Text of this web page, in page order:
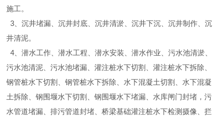
施工。
3、沉井堵漏、沉井封底、沉井清淤、沉井下沉、沉井制作、沉
井清泥。
4、潜水工作、潜水工程、潜水安装、潜水作业、污水池清淤、
污水池清泥、污水池堵漏、灌注桩水下切割、灌注桩水下拆除、
钢管桩水下切割、钢管桩水下拆除、水下混凝土切割、水下混凝
土拆除、钢围堰水下切割、钢围堰水下堵漏、水库闸门封堵，污
水管道堵漏、排污管道封堵、桥梁基础灌注桩水下检测摄像、拦